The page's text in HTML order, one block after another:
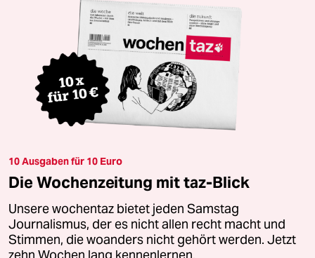
10 Ausgaben für 10 Euro
Die Wochenzeitung mit taz-Blick
Unsere wochentaz bietet jeden Samstag
Journalismus, der es nicht allen recht macht und
Stimmen, die woanders nicht gehört werden. Jetzt